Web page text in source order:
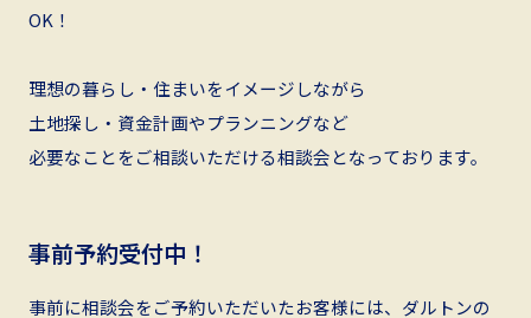
OK！
理想の暮らし・住まいをイメージしながら
土地探し・資金計画やプランニングなど
必要なことをご相談いただける相談会となっております。
事前予約受付中！
事前に相談会をご予約いただいたお客様には、ダルトンの